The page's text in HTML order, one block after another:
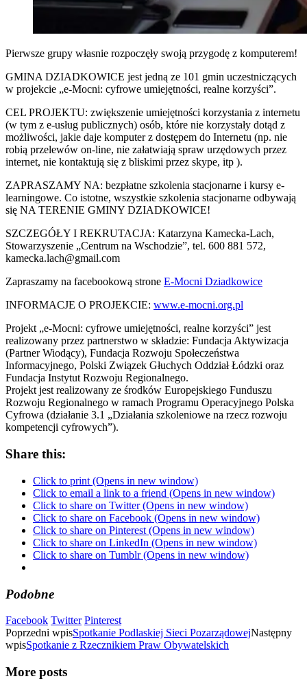
Pierwsze grupy własnie rozpoczęły swoją przygodę z komputerem!
GMINA DZIADKOWICE jest jedną ze 101 gmin uczestniczących
w projekcie „e-Mocni: cyfrowe umiejętności, realne korzyści”.
CEL PROJEKTU: zwiększenie umiejętności korzystania z internetu
(w tym z e-usług publicznych) osób, które nie korzystały dotąd z
możliwości, jakie daje komputer z dostępem do Internetu (np. nie
robią przelewów on-line, nie załatwiają spraw urzędowych przez
internet, nie kontaktują się z bliskimi przez skype, itp ).
ZAPRASZAMY NA: bezpłatne szkolenia stacjonarne i kursy e-
learningowe. Co istotne, wszystkie szkolenia stacjonarne odbywają
się NA TERENIE GMINY DZIADKOWICE!
SZCZEGÓŁY I REKRUTACJA: Katarzyna Kamecka-Lach,
Stowarzyszenie „Centrum na Wschodzie”, tel. 600 881 572,
kamecka.lach@gmail.com
Zapraszamy na facebookową strone E-Mocni Dziadkowice
INFORMACJE O PROJEKCIE: www.e-mocni.org.pl
Projekt „e-Mocni: cyfrowe umiejętności, realne korzyści” jest
realizowany przez partnerstwo w składzie: Fundacja Aktywizacja
(Partner Wiodący), Fundacja Rozwoju Społeczeństwa
Informacyjnego, Polski Związek Głuchych Oddział Łódzki oraz
Fundacja Instytut Rozwoju Regionalnego.
Projekt jest realizowany ze środków Europejskiego Funduszu
Rozwoju Regionalnego w ramach Programu Operacyjnego Polska
Cyfrowa (działanie 3.1 „Działania szkoleniowe na rzecz rozwoju
kompetencji cyfrowych”).
Share this:
Click to print (Opens in new window)
Click to email a link to a friend (Opens in new window)
Click to share on Twitter (Opens in new window)
Click to share on Facebook (Opens in new window)
Click to share on Pinterest (Opens in new window)
Click to share on LinkedIn (Opens in new window)
Click to share on Tumblr (Opens in new window)
Podobne
Facebook Twitter Pinterest
Poprzedni wpisSpotkanie Podlaskiej Sieci PozarządowejNastępny
wpisSpotkanie z Rzecznikiem Praw Obywatelskich
More posts